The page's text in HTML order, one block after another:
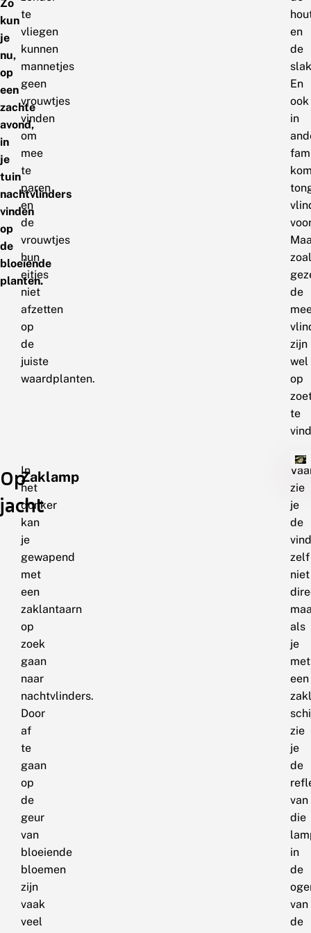
Zo
kun
je
nu,
op
een
zachte
avond,
in
je
tuin
nachtvlinders
vinden
op
de
bloeiende
planten.
te
vliegen
kunnen
mannetjes
geen
vrouwtjes
vinden
om
mee
te
paren
en
de
vrouwtjes
hun
eitjes
niet
afzetten
op
de
juiste
waardplanten.
en
de
En
ook
in
de
zijn
wel
op
te
Op
jacht
In
het
donker
kan
je
gewapend
met
een
zaklantaarn
op
zoek
gaan
naar
nachtvlinders.
Door
af
te
gaan
op
de
geur
van
bloeiende
bloemen
zijn
vaak
veel
Zaklamp
zie
je
de
zelf
niet
als
je
met
een
zie
je
de
van
die
in
de
van
de